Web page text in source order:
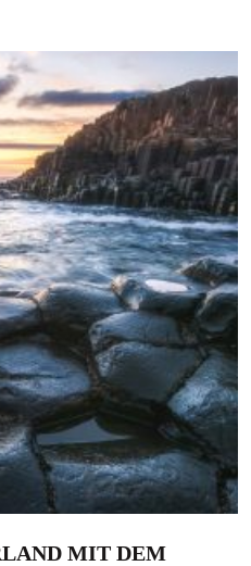
MIT DEM